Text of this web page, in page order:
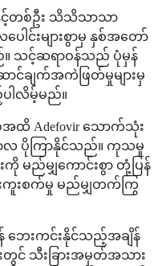
င့်တစ်ဦး သိသိသာသာ
ါင်းများစွာမှ နှစ်အတော်
သင့်ဆရာဝန်သည် ပုံမှန်
င်ချက်အကဲဖြတ်မှုများမှ
ါလိမ့်မည်။
ထိ Adefovir သောက်သုံး
လ ပိုကြာနိုင်သည်။ ကုသမှု
မည်မျှကောင်းစွာ တုံ့ပြန်
ကူးစက်မှု မည်မျှတက်ကြွ
ေးကင်းနိုင်သည့်အချိန်
တွင် သီးခြားအမှတ်အသား